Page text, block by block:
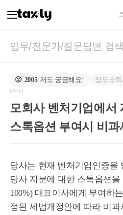
😮 2005 저도 궁금해요! 양도소득
05-04
모회사 벤처기업에서
스톡옵션 부여시 비과
당사는 현재 벤처기업인증을
당사 지분에 대한 스톡옵션
100%) 대표이사에게 부여하
정된 세법개정안에 따라 비